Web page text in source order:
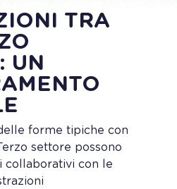
TRA
UN
forme tipiche con
settore possono
collaborativi con le